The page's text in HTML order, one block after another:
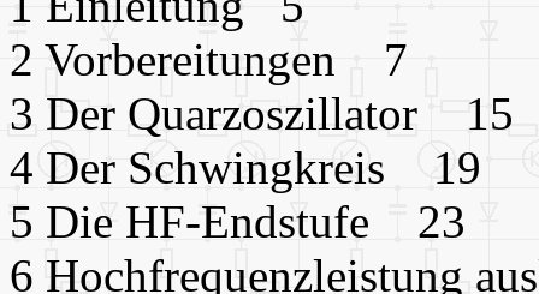
2 Vorbereitungen 7
3 Der Quarzoszillator 15
4 Der Schwingkreis 19
5 Die HF-Endstufe 23
6 Hochfrequenzleistung